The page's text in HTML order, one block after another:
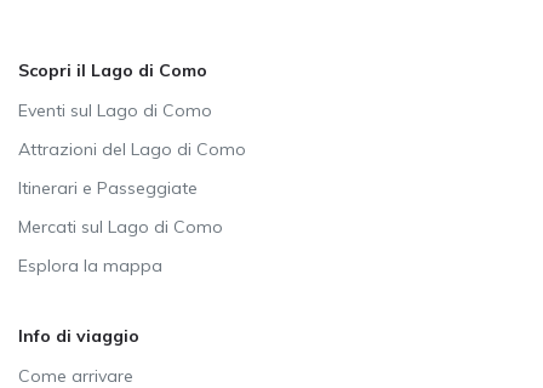
Scopri il Lago di Como
Eventi sul Lago di Como
Attrazioni del Lago di Como
Itinerari e Passeggiate
Mercati sul Lago di Como
Esplora la mappa
Info di viaggio
Come arrivare